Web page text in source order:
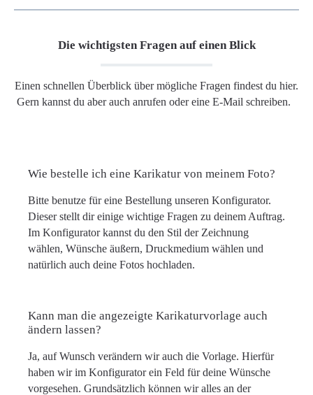
Die wichtigsten Fragen auf einen Blick
Einen schnellen Überblick über mögliche Fragen findest du hier.
Gern kannst du aber auch anrufen oder eine E-Mail schreiben.
Wie bestelle ich eine Karikatur von meinem Foto?
Bitte benutze für eine Bestellung unseren Konfigurator.
Dieser stellt dir einige wichtige Fragen zu deinem Auftrag.
Im Konfigurator kannst du den Stil der Zeichnung
wählen, Wünsche äußern, Druckmedium wählen und
natürlich auch deine Fotos hochladen.
Kann man die angezeigte Karikaturvorlage auch
ändern lassen?
Ja, auf Wunsch verändern wir auch die Vorlage. Hierfür
haben wir im Konfigurator ein Feld für deine Wünsche
vorgesehen. Grundsätzlich können wir alles an der